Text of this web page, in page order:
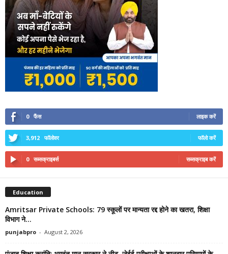
0 फैंस लाइक करें
3,912 फॉलोवर फॉलो करें
0 सब्सक्राइबर्स सब्सक्राइब करें
Education
Amritsar Private Schools: 79 स्कूलों पर मान्यता रद्द होने का खतरा, शिक्षा
विभाग ने...
punjabpro - August 2, 2026